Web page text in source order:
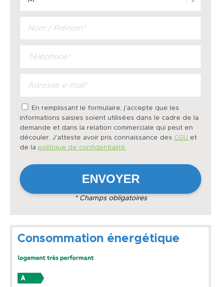
En remplissant le formulaire, j'accepte que les
informations saisies soient utilisées dans le cadre de la
demande et dans la relation commerciale qui peut en
découler. J'atteste avoir pris connaissance des CGU et
de la politique de confidentialité.
* Champs obligatoires
Consommation énergétique